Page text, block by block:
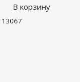
В корзину
13067